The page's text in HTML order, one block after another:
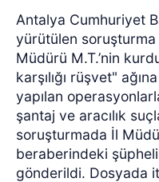
Antalya Cumhuriyet
yürütülen soruşturma
Müdürü M.T.’nin
karşılığı rüşvet"
yapılan
şantaj ve aracılık
soruşturmada İl
beraberindeki
gönderildi. Dosyada